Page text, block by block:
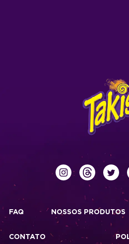
FAQ NOSSOS PRODUTOS
CONTATO